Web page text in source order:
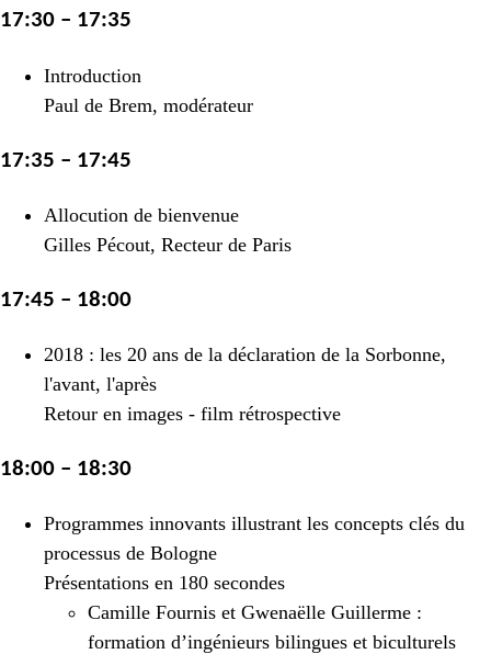
17:30 – 17:35
Introduction
Paul de Brem, modérateur
17:35 – 17:45
Allocution de bienvenue
Gilles Pécout, Recteur de Paris
17:45 – 18:00
2018 : les 20 ans de la déclaration de la Sorbonne,
l'avant, l'après
Retour en images - film rétrospective
18:00 – 18:30
Programmes innovants illustrant les concepts clés du
processus de Bologne
Présentations en 180 secondes
Camille Fournis et Gwenaëlle Guillerme :
formation d’ingénieurs bilingues et biculturels